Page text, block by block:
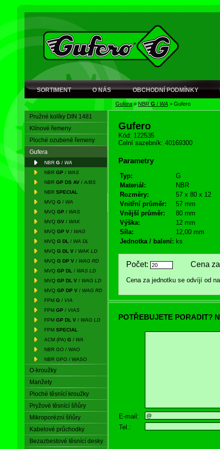
SORTIMENT O NÁS OBCHODNÍ PODMÍNKY
Gufera> NBRG / WA > Gufero
Pružné kolíky DIN 1481
Klínové řemeny
Ploché ozubené řemeny
Gufera
NBR G / WA
NBR GP / WAS
NBR GP DS AV / A/BS
NBR SPECIAL
MVQ G / WA
MVQ GP / WAS
MVQ GV / WAK
MVQ GP V / WAG
MVQ G DL / WA DL
MVQ G DL V / WAK LD
MVQ G DP V / WAG RD
MVQ GP DL / WAS LD
MVQ GP DL V / WAG LD
MVQ GP DP V / WAG RD
FPM G / VIA
FPM GP / VIAS
FPM GP DL V / WAG LD
FPM SPECIAL
ACM (PA) G / WA
NBR GO / WAO
NBR GPO / WASO
O-kroužky
Manžety
Ploché těsnící kroužky
Pryžové těsnící šňůry
Mikroporézní šňůry
Kabelové průchodky
Bezazbestové těsnící desky
Gufero
Kód: 122535
Celní sazebník: 40169300
Parametry
Typ:
G
Materiál:
NBR
Rozměry:
57 x 80 x 12
Vnitřní průměr:
57 mm
Vnější průměr:
80 mm
Výška:
12 mm
Síla:
12,00 mm
Jednotka / balení: ks
Počet: Cena za
Cena za jednotku se odvíjí od
POTŘEBUJETE PORADIT?
E-mail:
Tel.: